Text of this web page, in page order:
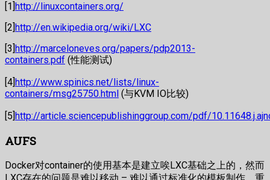
[1] http://linuxcontainers.org/
[2] http://en.wikipedia.org/wiki/LXC
[3] http://marceloneves.org/papers/pdp2013-
containers.pdf (性能测试)
[4] http://www.spinics.net/lists/linux-
containers/msg25750.html (与KVM IO比较)
[5] http://article.sciencepublishinggroup.com/pdf/
AUFS
Docker对container的使用基本是建立唉LXC基础之上的，然而